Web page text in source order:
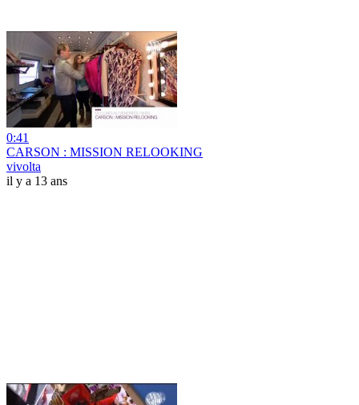
0:41
CARSON : MISSION RELOOKING
vivolta
il y a 13 ans